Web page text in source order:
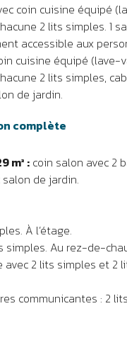
coin cuisine équipé
2 lits simples. 1
accessible aux
cuisine équipé (lave-
2 lits simples,
de jardin.
complète
m² : coin salon avec 2
de jardin.
À l’étage.
simples. Au rez-de-
avec 2 lits simples et 2
communicantes : 2